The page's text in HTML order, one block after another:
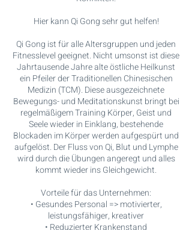
Hier kann Qi Gong sehr gut helfen!
Qi Gong ist für alle Altersgruppen und jeden
Fitnesslevel geeignet. Nicht umsonst ist diese
Jahrtausende Jahre alte östliche Heilkunst
ein Pfeiler der Traditionellen Chinesischen
Medizin (TCM). Diese ausgezeichnete
Bewegungs- und Meditationskunst bringt bei
regelmäßigem Training Körper, Geist und
Seele wieder in Einklang, bestehende
Blockaden im Körper werden aufgespürt und
aufgelöst. Der Fluss von Qi, Blut und Lymphe
wird durch die Übungen angeregt und alles
kommt wieder ins Gleichgewicht.
Vorteile für das Unternehmen:
• Gesundes Personal => motivierter,
leistungsfähiger, kreativer
• Reduzierter Krankenstand